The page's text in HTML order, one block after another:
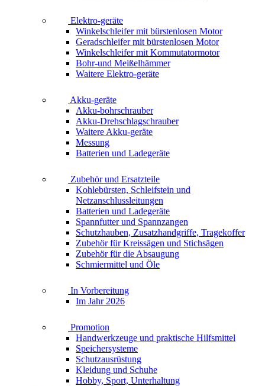
Elektro-geräte
Winkelschleifer mit bürstenlosen Motor
Geradschleifer mit bürstenlosen Motor
Winkelschleifer mit Kommutatormotor
Bohr-und Meißelhämmer
Waitere Elektro-geräte
Akku-geräte
Akku-bohrschrauber
Akku-Drehschlagschrauber
Waitere Akku-geräte
Messung
Batterien und Ladegeräte
Zubehör und Ersatzteile
Kohlebürsten, Schleifstein und
Netzanschlussleitungen
Batterien und Ladegeräte
Spannfutter und Spannzangen
Schutzhauben, Zusatzhandgriffe, Tragekoffer
Zubehör für Kreissägen und Stichsägen
Zubehör für die Absaugung
Schmiermittel und Öle
In Vorbereitung
Im Jahr 2026
Promotion
Handwerkzeuge und praktische Hilfsmittel
Speichersysteme
Schutzausrüstung
Kleidung und Schuhe
Hobby, Sport, Unterhaltung